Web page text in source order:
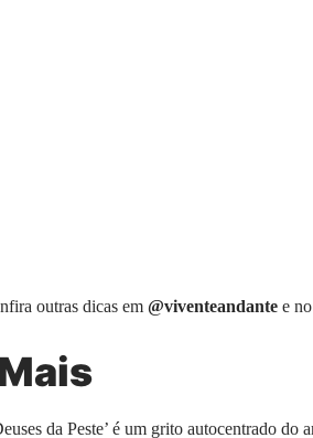
outras dicas em @viventeandante e
da Peste’ é um grito autocentrado do